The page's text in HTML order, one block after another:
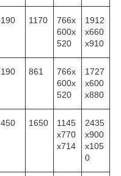
190 1170
766x
600x
520
1912
x660
x910
190 861
766x
600x
520
1727
x600
x880
450 1650
1145
x770
x714
2435
x900
x105
0